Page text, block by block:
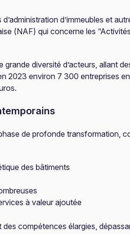
d’immeubles et
(NAF) qui concerne les
diversité d’acteurs, allant
2023 environ 7 300 entreprises
de profonde transformation,
des bâtiments
à valeur ajoutée
compétences élargies,